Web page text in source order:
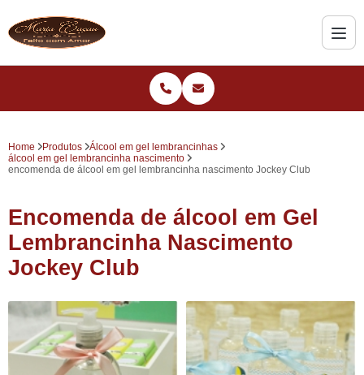
Home Produtos
Álcool em gel lembrancinhas
álcool em gel lembrancinha nascimento
encomenda de álcool em gel lembrancinha nascimento Jockey Club
Encomenda de álcool em Gel
Lembrancinha Nascimento
Jockey Club